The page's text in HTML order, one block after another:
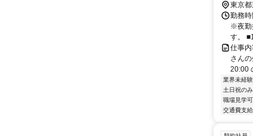
東京
勤務
※夜勤
す。
仕事
さん
20:00
業界未経
土日祝の
職場見学可
交通費支給